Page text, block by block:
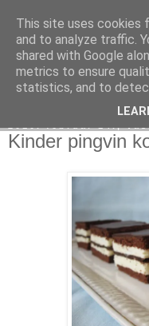
Moha
Kinder pingvin
This site uses cookies
and to analyze traffic.
shared with Google
metrics to ensure
statistics, and to